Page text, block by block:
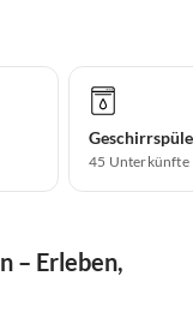
45 Unterkünfte
– Erleben,